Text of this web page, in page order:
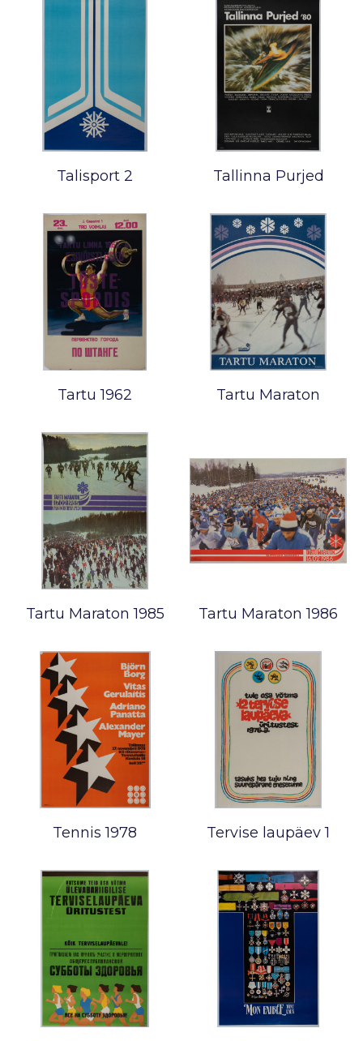
Talisport 2 Tallinna Purjed
Tartu 1962 Tartu Maraton
Tartu Maraton 1985 Tartu Maraton 1986
Tennis 1978 Tervise laupäev 1